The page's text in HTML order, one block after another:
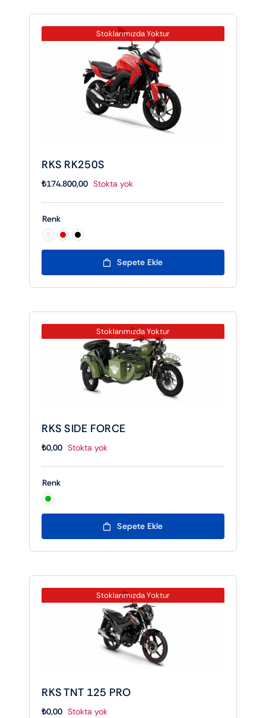
Stoklarımızda Yoktur
RKS RK250S
₺174.800,00 Stokta yok
Renk
Sepete Ekle
Stoklarımızda Yoktur
RKS SIDE FORCE
₺0,00 Stokta yok
Renk
Sepete Ekle
Stoklarımızda Yoktur
RKS TNT 125 PRO
₺0,00 Stokta yok